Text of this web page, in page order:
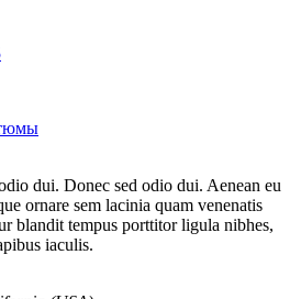
dui. Donec sed odio dui. Aenean eu
ornare sem lacinia quam venenatis
blandit tempus porttitor ligula nibhes,
iaculis.